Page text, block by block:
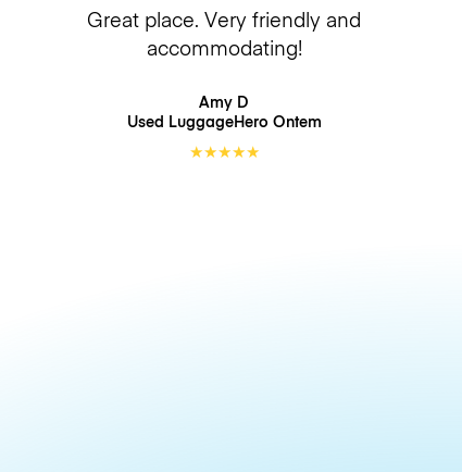
Great place. Very friendly and
accommodating!
Amy D
Used LuggageHero Ontem
★★★★★